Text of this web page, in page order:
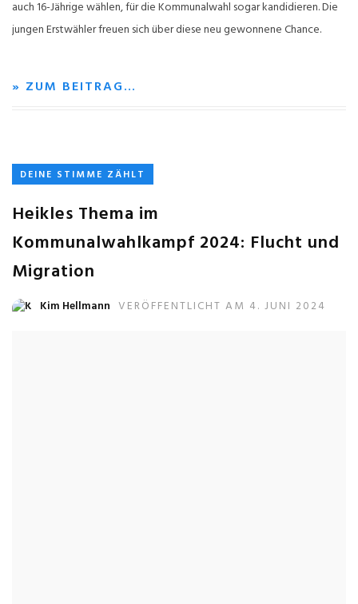
auch 16-Jährige wählen, für die Kommunalwahl sogar kandidieren. Die
jungen Erstwähler freuen sich über diese neu gewonnene Chance.
» ZUM BEITRAG…
DEINE STIMME ZÄHLT
Heikles Thema im
Kommunalwahlkampf 2024: Flucht und
Migration
Kim Hellmann VERÖFFENTLICHT AM 4. JUNI 2024